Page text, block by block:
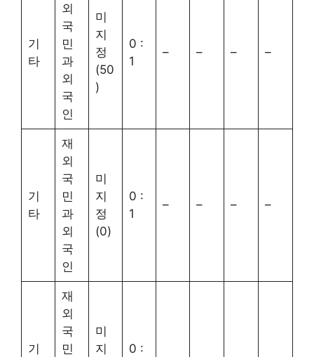
기
타
외
국
민
과
외
국
인
미
지
정
(50
)
0 :
1
– – – –
기
타
재
외
국
민
과
외
국
인
미
지
정
(0)
0 :
1
– – – –
기
재
외
국
민
미
지
0 :